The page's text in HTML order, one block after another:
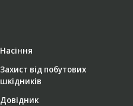
Насіння
Захист від побутових
шкідників
Довідник